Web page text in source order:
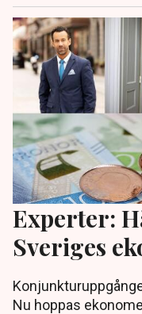
Experter:
Sveriges
Nu hoppas